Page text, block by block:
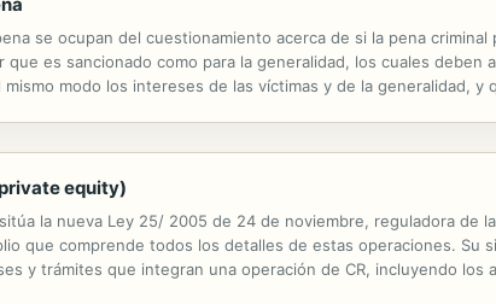
se ocupan del cuestionamiento acerca de si la pena
que es sancionado como para la generalidad, los cuales
modo los intereses de las víctimas y de la generalidad,
equity)
la nueva Ley 25/ 2005 de 24 de noviembre, reguladora de
que comprende todos los detalles de estas operaciones. Su
y trámites que integran una operación de CR, incluyendo